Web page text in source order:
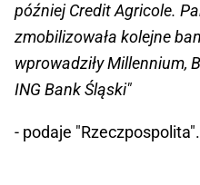
później Credit Agricole.
zmobilizowała kolejne
wprowadziły Millennium,
ING Bank Śląski"
- podaje "Rzeczpospolita".